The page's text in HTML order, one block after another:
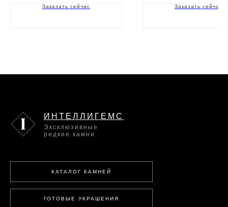
Заказать сейчас Заказать сейчас
КАТАЛОГ КАМНЕЙ
ГОТОВЫЕ УКРАШЕНИЯ
Эксклюзивные
редкие камни
ИНТЕЛЛИГЕМС